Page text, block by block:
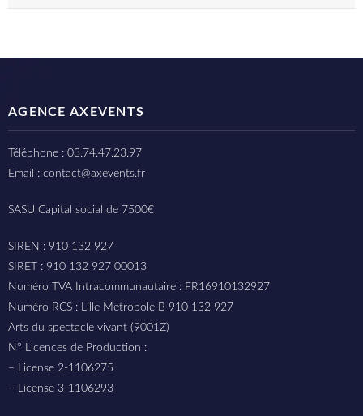
AGENCE AXEVENTS
Téléphone : 03.74.47.23.97
Email : contact@axevents.fr
SASU Capital social de 7500€
SIREN : 910 132 927
SIRET : 910 132 927 00013
Numéro TVA Intracommunautaire : FR16910132927
Numéro RCS : Lille Metropole B 910 132 927
Arts du spectacle vivant (9001Z)
N° Licences de Production :
– License 2-1106275
– License 3-1106293